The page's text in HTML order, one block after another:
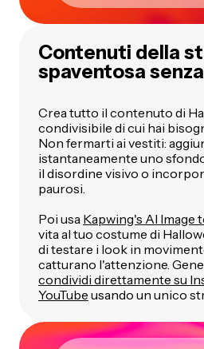
Contenuti della
spaventosa
Crea tutto il contenuto di
condivisibile di cui hai
Non fermarti ai vestiti:
istantaneamente uno
il disordine visivo o
paurosi.
Poi usa Kapwing's AI Image
vita al tuo costume di
di testare i look in
catturano l'attenzione.
condividi direttamente su
YouTube usando un unico